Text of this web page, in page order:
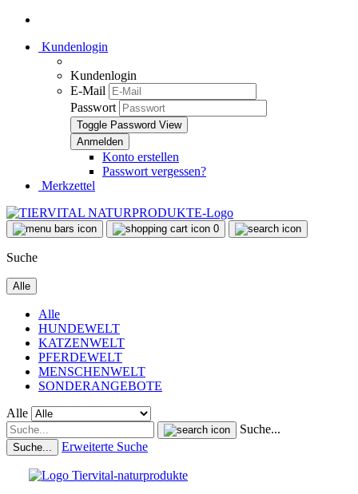
Kundenlogin
Kundenlogin
E-Mail
Passwort
Toggle Password View
Konto erstellen
Passwort vergessen?
Merkzettel
0
Suche
Alle
Alle
HUNDEWELT
KATZENWELT
PFERDEWELT
MENSCHENWELT
SONDERANGEBOTE
Alle
Suche...
Suche... Erweiterte Suche